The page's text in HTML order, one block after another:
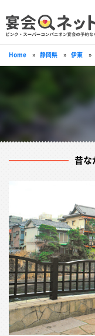
Home » 静岡県 » 伊東 »
昔な